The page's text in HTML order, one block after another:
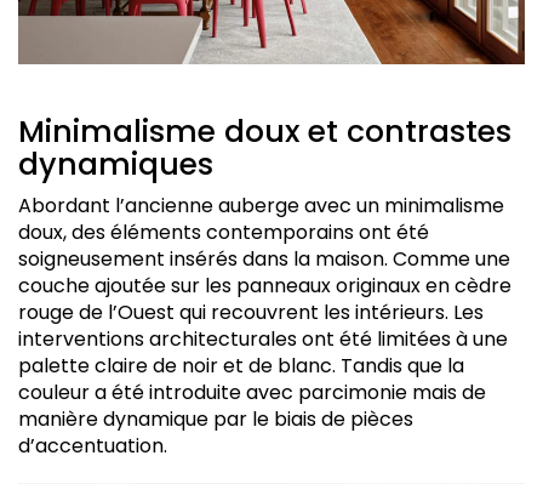
Minimalisme doux et contrastes
dynamiques
Abordant l’ancienne auberge avec un minimalisme
doux, des éléments contemporains ont été
soigneusement insérés dans la maison. Comme une
couche ajoutée sur les panneaux originaux en cèdre
rouge de l’Ouest qui recouvrent les intérieurs. Les
interventions architecturales ont été limitées à une
palette claire de noir et de blanc. Tandis que la
couleur a été introduite avec parcimonie mais de
manière dynamique par le biais de pièces
d’accentuation.